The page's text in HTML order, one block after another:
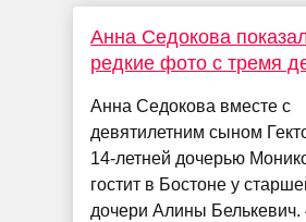
Анна Седокова
редкие фото с тремя
Анна Седокова вместе с
девятилетним сыном
14-летней дочерью
гостит в Бостоне у
дочери Алины Белькевич.